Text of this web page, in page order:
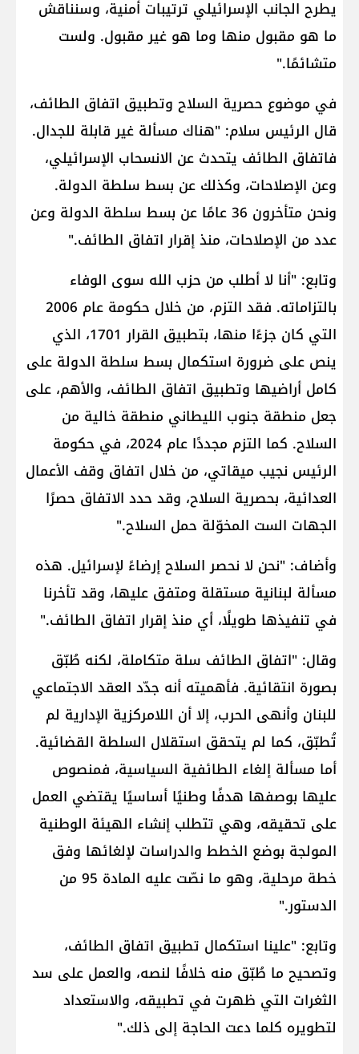
يطرح الجانب الإسرائيلي ترتيبات أمنية، وسنناقش
ما هو مقبول منها وما هو غير مقبول. ولست
متشائمًا."
في موضوع حصرية السلاح وتطبيق اتفاق الطائف،
قال الرئيس سلام: "هناك مسألة غير قابلة للجدال.
فاتفاق الطائف يتحدث عن الانسحاب الإسرائيلي،
وعن الإصلاحات، وكذلك عن بسط سلطة الدولة.
ونحن متأخرون 36 عامًا عن بسط سلطة الدولة وعن
عدد من الإصلاحات، منذ إقرار اتفاق الطائف."
وتابع: "أنا لا أطلب من حزب الله سوى الوفاء
بالتزاماته. فقد التزم، من خلال حكومة عام 2006
التي كان جزءًا منها، بتطبيق القرار 1701، الذي
ينص على ضرورة استكمال بسط سلطة الدولة على
كامل أراضيها وتطبيق اتفاق الطائف، والأهم، على
جعل منطقة جنوب الليطاني منطقة خالية من
السلاح. كما التزم مجددًا عام 2024، في حكومة
الرئيس نجيب ميقاتي، من خلال اتفاق وقف الأعمال
العدائية، بحصرية السلاح، وقد حدد الاتفاق حصرًا
الجهات الست المخوّلة حمل السلاح."
وأضاف: "نحن لا نحصر السلاح إرضاءً لإسرائيل. هذه
مسألة لبنانية مستقلة ومتفق عليها، وقد تأخرنا
في تنفيذها طويلًا، أي منذ إقرار اتفاق الطائف."
وقال: "اتفاق الطائف سلة متكاملة، لكنه طُبّق
بصورة انتقائية. فأهميته أنه جدّد العقد الاجتماعي
للبنان وأنهى الحرب، إلا أن اللامركزية الإدارية لم
تُطبّق، كما لم يتحقق استقلال السلطة القضائية.
أما مسألة إلغاء الطائفية السياسية، فمنصوص
عليها بوصفها هدفًا وطنيًا أساسيًا يقتضي العمل
على تحقيقه، وهي تتطلب إنشاء الهيئة الوطنية
المولجة بوضع الخطط والدراسات لإلغائها وفق
خطة مرحلية، وهو ما نصّت عليه المادة 95 من
الدستور."
وتابع: "علينا استكمال تطبيق اتفاق الطائف،
وتصحيح ما طُبّق منه خلافًا لنصه، والعمل على سد
الثغرات التي ظهرت في تطبيقه، والاستعداد
لتطويره كلما دعت الحاجة إلى ذلك."